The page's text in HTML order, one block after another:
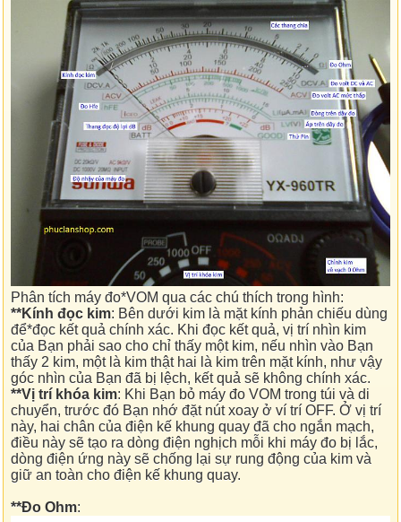
Phân tích máy đo*VOM qua các chú thích trong hình:
**Kính đọc kim: Bên dưới kim là mặt kính phản chiếu dùng
để*đọc kết quả chính xác. Khi đọc kết quả, vị trí nhìn kim
của Bạn phải sao cho chỉ thấy một kim, nếu nhìn vào Bạn
thấy 2 kim, một là kim thật hai là kim trên mặt kính, như vậy
góc nhìn của Bạn đã bị lệch, kết quả sẽ không chính xác.
**Vị trí khóa kim: Khi Bạn bỏ máy đo VOM trong túi và di
chuyển, trước đó Bạn nhớ đặt nút xoay ở ví trí OFF. Ở vị trí
này, hai chân của điện kế khung quay đã cho ngắn mạch,
điều này sẽ tạo ra dòng điện nghịch mỗi khi máy đo bị lắc,
dòng điện ứng này sẽ chống lại sự rung động của kim và
giữ an toàn cho điện kế khung quay.
**Đo Ohm: